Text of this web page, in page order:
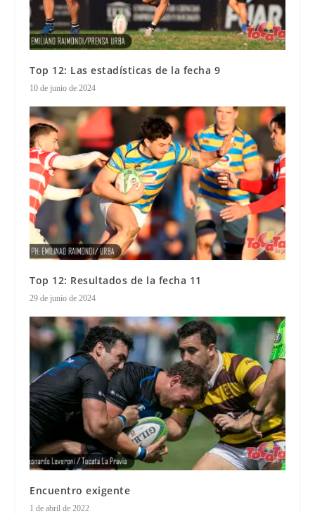
Top 12: Las estadísticas de la fecha 9
10 de junio de 2024
Top 12: Resultados de la fecha 11
29 de junio de 2024
Encuentro exigente
1 de abril de 2022